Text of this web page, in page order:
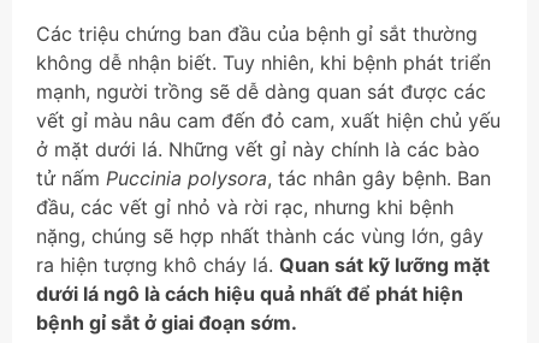
Các triệu chứng ban đầu của bệnh gỉ sắt thường
không dễ nhận biết. Tuy nhiên, khi bệnh phát triển
mạnh, người trồng sẽ dễ dàng quan sát được các
vết gỉ màu nâu cam đến đỏ cam, xuất hiện chủ yếu
ở mặt dưới lá. Những vết gỉ này chính là các bào
tử nấm Puccinia polysora, tác nhân gây bệnh. Ban
đầu, các vết gỉ nhỏ và rời rạc, nhưng khi bệnh
nặng, chúng sẽ hợp nhất thành các vùng lớn, gây
ra hiện tượng khô cháy lá. Quan sát kỹ lưỡng mặt
dưới lá ngô là cách hiệu quả nhất để phát hiện
bệnh gỉ sắt ở giai đoạn sớm.